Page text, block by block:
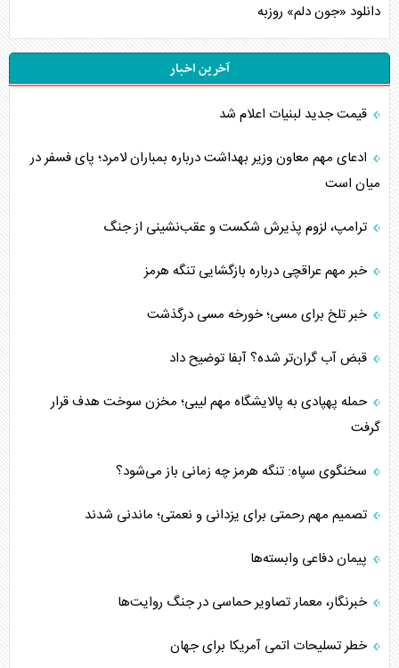
دانلود «جون دلم» روزبه
آخرین اخبار
قیمت جدید لبنیات اعلام شد
ادعای مهم معاون وزیر بهداشت درباره بمباران لامرد؛ پای فسفر در
میان است
ترامپ، لزوم پذیرش شکست و عقب‌نشینی از جنگ
خبر مهم عراقچی درباره بازگشایی تنگه هرمز
خبر تلخ برای مسی؛ خورخه مسی درگذشت
قبض آب گران‌تر شده؟ آبفا توضیح داد
حمله پهپادی به پالایشگاه مهم لیبی؛ مخزن سوخت هدف قرار
گرفت
سخنگوی سپاه: تنگه هرمز چه زمانی باز می‌شود؟
تصمیم مهم رحمتی برای یزدانی و نعمتی؛ ماندنی شدند
پیمان دفاعی‌ وابسته‌ها
خبرنگار، معمار تصاویر حماسی در جنگ روایت‌ها
خطر تسلیحات اتمی آمریکا برای جهان